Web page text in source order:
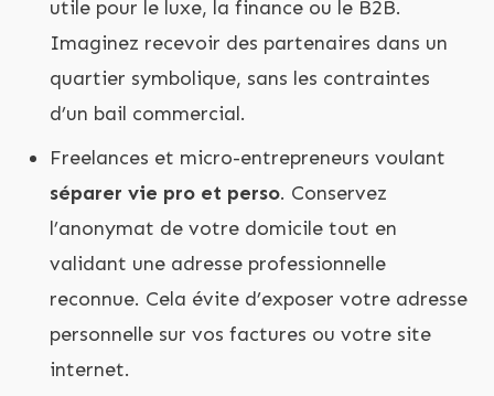
utile pour le luxe, la finance ou le B2B.
Imaginez recevoir des partenaires dans un
quartier symbolique, sans les contraintes
d’un bail commercial.
Freelances et micro-entrepreneurs voulant
séparer vie pro et perso. Conservez
l’anonymat de votre domicile tout en
validant une adresse professionnelle
reconnue. Cela évite d’exposer votre adresse
personnelle sur vos factures ou votre site
internet.